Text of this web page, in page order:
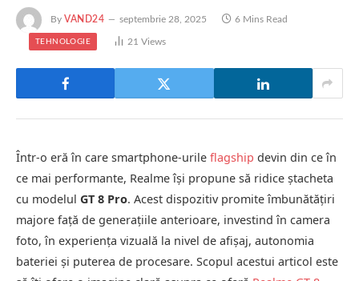
By VAND24 septembrie 28, 2025 6 Mins Read
TEHNOLOGIE 21 Views
Într-o eră în care smartphone-urile flagship devin din ce în
ce mai performante, Realme îşi propune să ridice ştacheta
cu modelul GT 8 Pro. Acest dispozitiv promite îmbunătăţiri
majore faţă de generaţiile anterioare, investind în camera
foto, în experienţa vizuală la nivel de afişaj, autonomia
bateriei şi puterea de procesare. Scopul acestui articol este